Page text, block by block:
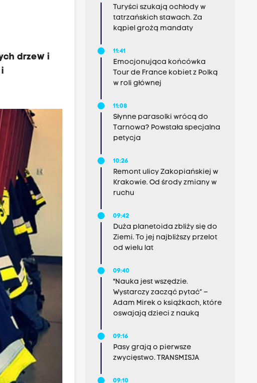
drzew i
Turyści szukają ochłody w
tatrzańskich stawach. Za
kąpiel grożą mandaty
11:41
Emocjonująca końcówka
Tour de France kobiet z Polką
w roli głównej
11:08
Słynne parasolki wrócą do
Tarnowa? Powstała specjalna
petycja
10:26
Remont ulicy Zakopiańskiej w
Krakowie. Od środy zmiany w
ruchu
09:42
Duża planetoida zbliży się do
Ziemi. To jej najbliższy przelot
od wielu lat
09:40
"Nauka jest wszędzie.
Wystarczy zacząć pytać” –
Adam Mirek o książkach, które
oswajają dzieci z nauką
09:16
Pasy grają o pierwsze
zwycięstwo. TRANSMISJA
09:10